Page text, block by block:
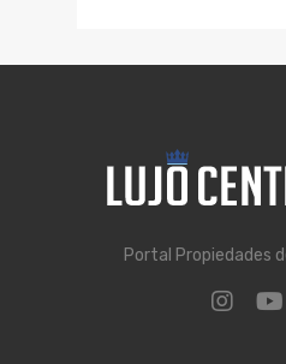
Portal Propiedades